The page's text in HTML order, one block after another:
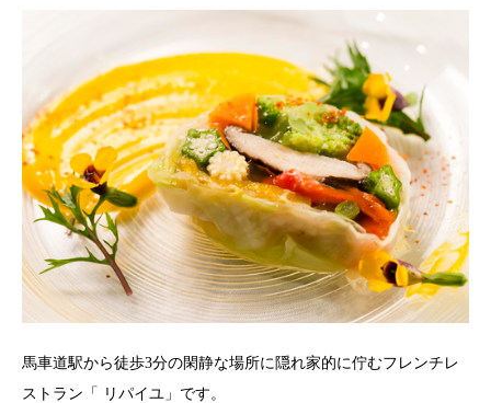
馬車道駅から徒歩3分の閑静な場所に隠れ家的に佇むフレンチレ
ストラン「 リパイユ」です。